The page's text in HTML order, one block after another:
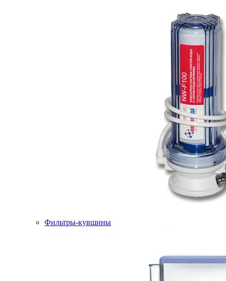
Фильтры-кувшины